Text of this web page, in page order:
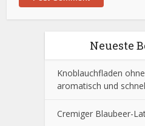
Neueste
Knoblauchfladen
aromatisch und
Cremiger Blaubeer-